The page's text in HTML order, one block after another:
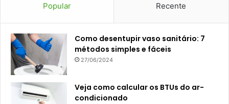
Popular Recente
Como desentupir vaso sanitário: 7
métodos simples e fáceis
27/06/2024
Veja como calcular os BTUs do ar-
condicionado